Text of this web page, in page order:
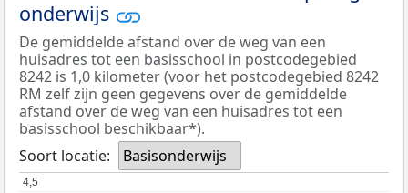
onderwijs
De gemiddelde afstand over de weg van een
huisadres tot een basisschool in postcodegebied
8242 is 1,0 kilometer (voor het postcodegebied 8242
RM zelf zijn geen gegevens over de gemiddelde
afstand over de weg van een huisadres tot een
basisschool beschikbaar*).
Soort locatie:
Basisonderwijs
4,5
4,5